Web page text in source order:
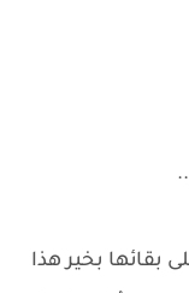
بقائها بخير هذا